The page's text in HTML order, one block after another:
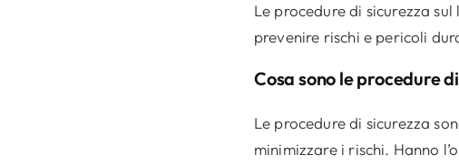
Le procedure di sicurezza
prevenire rischi e pericoli
Cosa sono le procedure
Le procedure di sicurezza
minimizzare i rischi. Hanno